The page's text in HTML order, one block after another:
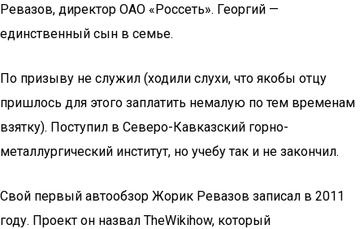
Ревазов, директор ОАО «Россеть». Георгий —
единственный сын в семье.
По призыву не служил (ходили слухи, что якобы отцу
пришлось для этого заплатить немалую по тем временам
взятку). Поступил в Северо-Кавказский горно-
металлургический институт, но учебу так и не закончил.
Свой первый автообзор Жорик Ревазов записал в 2011
году. Проект он назвал TheWikihow, который